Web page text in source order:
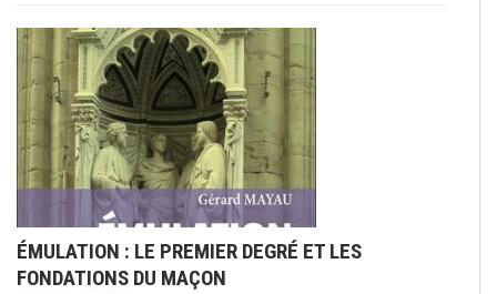
ÉMULATION : LE PREMIER DEGRÉ ET LES
FONDATIONS DU MAÇON